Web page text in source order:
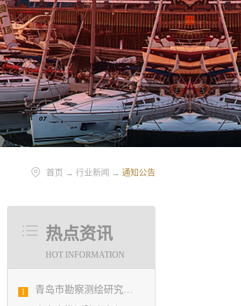
首页 → 行业新闻 → 通知公告
热点资讯
HOT INFORMATION
1
青岛市勘察测绘研究院参加第29届国际制图大会并荣获3项国际大奖